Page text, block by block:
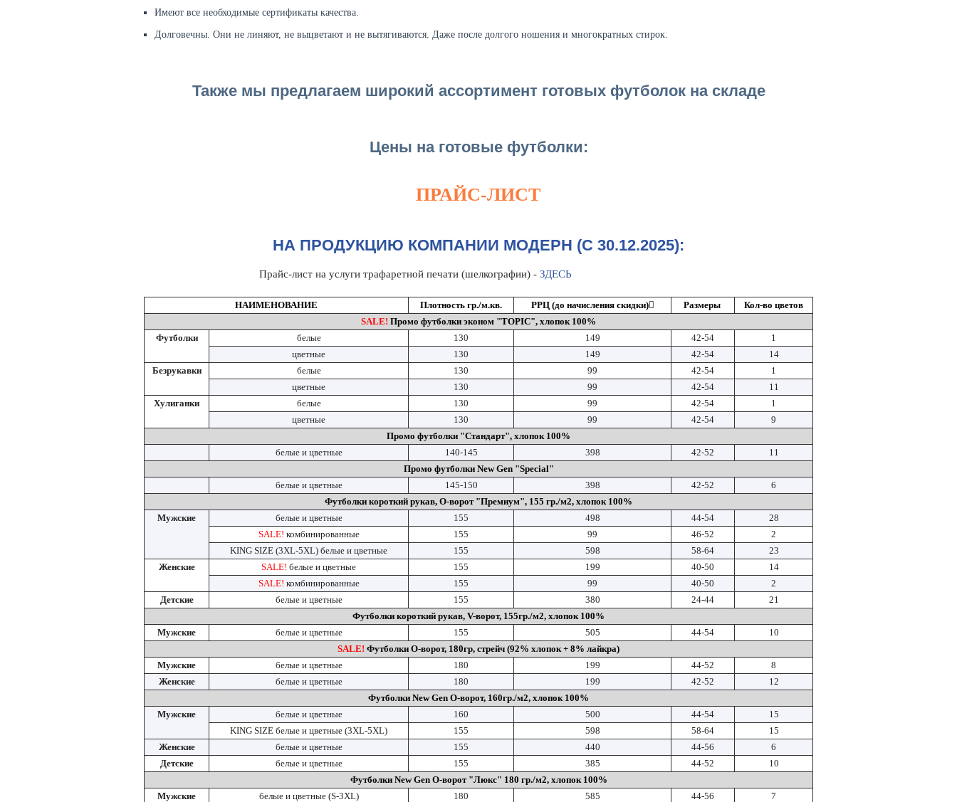
Имеют все необходимые сертификаты качества.
Долговечны. Они не линяют, не выцветают и не вытягиваются. Даже после долгого ношения и многократных стирок.
Также мы предлагаем широкий ассортимент готовых футболок на складе
Цены на готовые футболки:
ПРАЙС-ЛИСТ
НА ПРОДУКЦИЮ КОМПАНИИ МОДЕРН (C 30.12.2025):
Прайс-лист на услуги трафаретной печати (шелкографии) - ЗДЕСЬ
НАИМЕНОВАНИЕ Плотность гр./м.кв. РРЦ (до начисления скидки) Размеры
Кол-во цветов
SALE! Промо футболки эконом "TOPIC", хлопок 100%
Футболки
белые 130 149 42-54
1
цветные
130 149 42-54
14
Безрукавки
белые 130 99 42-54
1
цветные
130 99 42-54
11
Хулиганки
белые 130 99 42-54
1
цветные
130 99 42-54
9
Промо футболки "Стандарт", хлопок 100%
белые и цветные
140-145 398 42-52
11
Промо футболки New Gen "Special"
белые и цветные
145-150 398 42-52
6
Футболки короткий рукав, О-ворот "Премиум", 155 гр./м2, хлопок 100%
Мужские
белые и цветные 155 498 44-54
28
SALE! комбинированные 155 99 46-52
2
KING SIZE (3XL-5XL) белые и цветные
155 598 58-64
23
Женские
SALE! белые и цветные 155 199 40-50
14
SALE! комбинированные 155 99 40-50
2
Детские
белые и цветные 155 380 24-44
21
Футболки короткий рукав, V-ворот, 155гр./м2, хлопок 100%
Мужские
белые и цветные 155 505 44-54
10
SALE! Футболки О-ворот, 180гр, стрейч (92% хлопок + 8% лайкра)
Мужские
белые и цветные 180 199 44-52
8
Женские
белые и цветные 180 199 42-52
12
Футболки New Gen О-ворот, 160гр./м2, хлопок 100%
Мужские
белые и цветные 160 500 44-54
15
KING SIZE белые и цветные (3XL-5XL)
155 598 58-64
15
Женские
белые и цветные 155 440 44-56
6
Детские
белые и цветные 155 385 44-52
10
Футболки New Gen О-ворот "Люкс" 180 гр./м2, хлопок 100%
Мужские
белые и цветные (S-3XL) 180 585 44-56
7